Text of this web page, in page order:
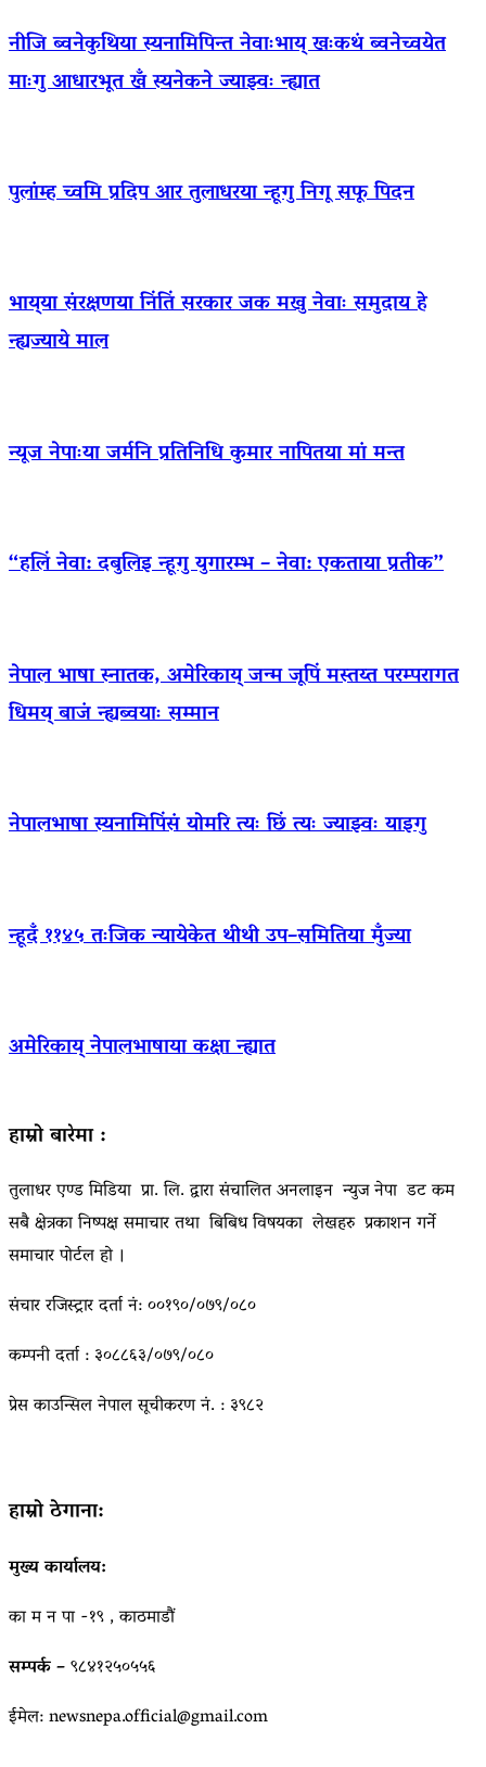
नीजि ब्वनेकुथिया स्यनामिपिन्त नेवाःभाय् खःकथं ब्वनेच्वयेत
माःगु आधारभूत खँ स्यनेकने ज्याझ्वः न्ह्यात
पुलांम्ह च्वमि प्रदिप आर तुलाधरया न्हूगु निगू सफू पिदन
भाय्‌या संरक्षणया निंतिं सरकार जक मखु नेवाः समुदाय हे
न्ह्यज्याये माल
न्यूज नेपाःया जर्मनि प्रतिनिधि कुमार नापितया मां मन्त
“हलिं नेवा: दबुलिइ न्हूगु युगारम्भ – नेवा: एकताया प्रतीक”
नेपाल भाषा स्नातक, अमेरिकाय् जन्म जूपिं मस्तय्त परम्परागत
धिमय् बाजं न्ह्यब्वयाः सम्मान
नेपालभाषा स्यनामिपिंसं योमरि त्यः छिं त्यः ज्याझ्वः याइगु
न्हूदँ ११४५ तःजिक न्यायेकेत थीथी उप–समितिया मुँज्या
अमेरिकाय् नेपालभाषाया कक्षा न्ह्यात
हाम्रो बारेमा :
तुलाधर एण्ड मिडिया प्रा. लि. द्वारा संचालित अनलाइन न्युज नेपा डट कम
सबै क्षेत्रका निष्पक्ष समाचार तथा बिबिध विषयका लेखहरु प्रकाशन गर्ने
समाचार पोर्टल हो ।
संचार रजिस्ट्रार दर्ता नं: ००१९०/०७९/०८०
कम्पनी दर्ता : ३०८८६३/०७९/०८०
प्रेस काउन्सिल नेपाल सूचीकरण नं. : ३९८२
हाम्रो ठेगाना:
मुख्य कार्यालय:
का म न पा -१९ , काठमाडौं
सम्पर्क –९८४१२५०५५६
ईमेल: newsnepa.official@gmail.com